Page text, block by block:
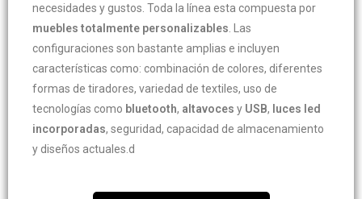
necesidades y gustos. Toda la línea esta compuesta por
muebles totalmente personalizables . Las
configuraciones son bastante amplias e incluyen
características como: combinación de colores, diferentes
formas de tiradores, variedad de textiles, uso de
tecnologías como bluetooth, altavoces y USB, luces led
incorporadas, seguridad, capacidad de almacenamiento
y diseños actuales.d